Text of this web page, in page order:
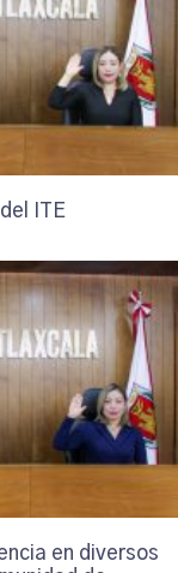
ITE
en diversos